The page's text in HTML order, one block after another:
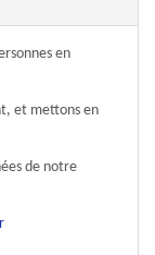
en
et mettons en
de notre